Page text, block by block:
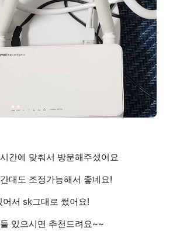
간에 맞춰서 방문해주셨어요
대도 조정가능해서 좋네요!
서 sk그대로 썼어요!
있으시면 추천드려요~~